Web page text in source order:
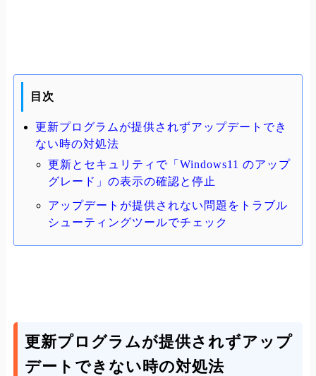
目次
更新プログラムが提供されずアップデートでき
ない時の対処法
更新とセキュリティで「Windows11 のアップ
グレード」の表示の確認と停止
アップデートが提供されない問題をトラブル
シューティングツールでチェック
更新プログラムが提供されずアップ
デートできない時の対処法